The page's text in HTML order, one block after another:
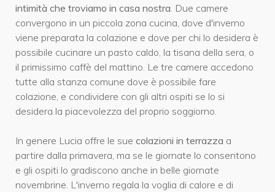
intimità che troviamo in casa nostra . Due camere
convergono in un piccola zona cucina, dove d'inverno
viene preparata la colazione e dove per chi lo desidera è
possibile cucinare un pasto caldo, la tisana della sera, o
il primissimo caffè del mattino. Le tre camere accedono
tutte alla stanza comune dove è possibile fare
colazione, e condividere con gli altri ospiti se lo si
desidera la piacevolezza del proprio soggiorno.
In genere Lucia offre le sue colazioni in terrazza a
partire dalla primavera, ma se le giornate lo consentono
e gli ospiti lo gradiscono anche in belle giornate
novembrine. L'inverno regala la voglia di calore e di